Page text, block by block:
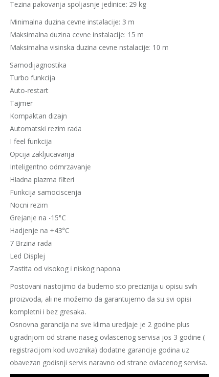
Tezina pakovanja spoljasnje jedinice: 29 kg
Minimalna duzina cevne instalacije: 3 m
Maksimalna duzina cevne instalacije: 15 m
Maksimalna visinska duzina cevne nstalacije: 10 m
Samodijagnostika
Turbo funkcija
Auto-restart
Tajmer
Kompaktan dizajn
Automatski rezim rada
I feel funkcija
Opcija zakljucavanja
Inteligentno odmrzavanje
Hladna plazma filteri
Funkcija samociscenja
Nocni rezim
Grejanje na -15°C
Hadjenje na +43°C
7 Brzina rada
Led Displej
Zastita od visokog i niskog napona
Postovani nastojimo da budemo sto preciznija u opisu svih
proizvoda, ali ne možemo da garantujemo da su svi opisi
kompletni i bez gresaka.
Osnovna garancija na sve klima uredjaje je 2 godine plus
ugradnjom od strane naseg ovlascenog servisa jos 3 godine (
registracijom kod uvoznika) dodatne garancije godina uz
obavezan godisnji servis naravno od strane ovlacenog servisa.